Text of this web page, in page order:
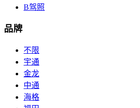
B驾照
品牌
不限
宇通
金龙
中通
海格